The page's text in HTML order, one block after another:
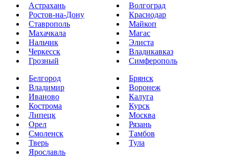
Астрахань
Волгоград
Ростов-на-Дону
Краснодар
Ставрополь
Майкоп
Махачкала
Магас
Нальчик
Элиста
Черкесск
Владикавказ
Грозный
Симферополь
Белгород
Брянск
Владимир
Воронеж
Иваново
Калуга
Кострома
Курск
Липецк
Москва
Орел
Рязань
Смоленск
Тамбов
Тверь
Тула
Ярославль